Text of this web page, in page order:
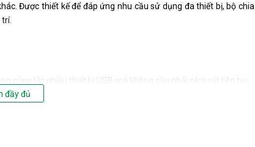
Được thiết kế để đáp ứng nhu cầu sử dụng đa thiết bị, bộ chia
trí.
cùng lúc nhiều thiết bị USB mà không cần phải cắm rút liên tục.
đầy đủ